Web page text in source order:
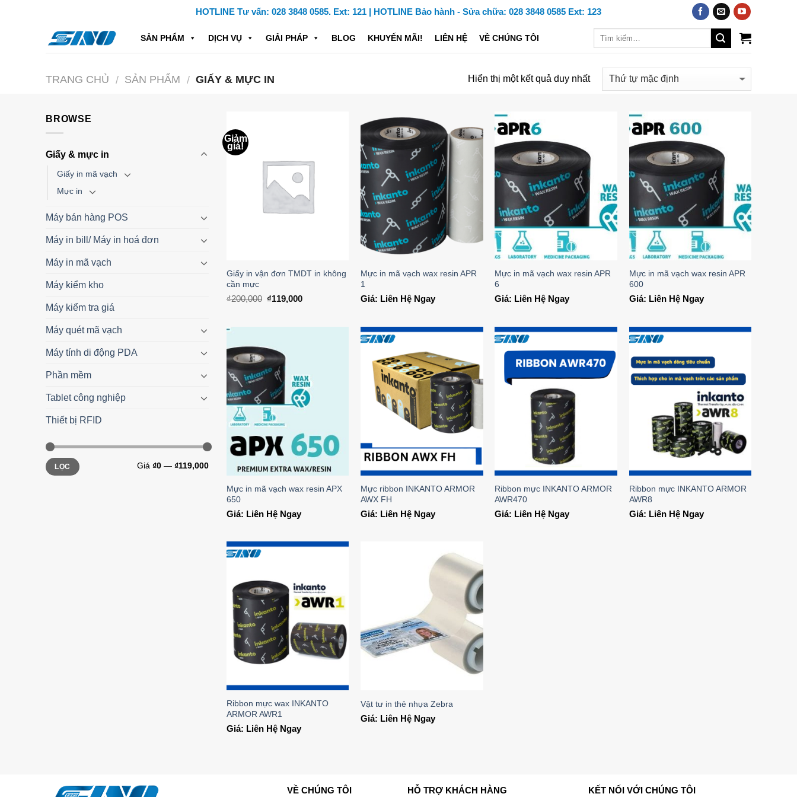
HOTLINE Tư vấn: 028 3848 0585. Ext: 121 | HOTLINE Bảo hành - Sửa chữa: 028 3848 0585 Ext: 123
SẢN PHẨM DỊCH VỤ GIẢI PHÁP BLOG KHUYẾN MÃI! LIÊN HỆ VỀ CHÚNG TÔI
TRANG CHỦ / SẢN PHẨM / GIẤY & MỰC IN Hiển thị một kết quả duy nhất
BROWSE
Giấy & mực in
Giấy in mã vạch
Mực in
Máy bán hàng POS
Máy in bill/ Máy in hoá đơn
Máy in mã vạch
Máy kiểm kho
Máy kiểm tra giá
Máy quét mã vạch
Máy tính di động PDA
Phần mềm
Tablet công nghiệp
Thiết bị RFID
LỌC Giá ₫0 — ₫119,000
Giảm
giá!
Giấy in vận đơn TMDT in không
cần mực
₫200,000 ₫119,000
Add to
Mực in mã vạch wax resin APR
1
Giá: Liên Hệ Ngay
Wishlist
Mực in mã vạch wax resin APR
6
Giá: Liên Hệ Ngay
Wishlist
Mực in mã vạch wax resin APR
600
Giá: Liên Hệ Ngay
Mực in mã vạch wax resin APX
650
Giá: Liên Hệ Ngay
Add to
Wishlist
Mực ribbon INKANTO ARMOR
AWX FH
Giá: Liên Hệ Ngay
Add to
Wishlist
Ribbon mực INKANTO ARMOR
AWR470
Giá: Liên Hệ Ngay
Ribbon mực INKANTO ARMOR
AWR8
Giá: Liên Hệ Ngay
Wishlist
Ribbon mực wax INKANTO
ARMOR AWR1
Giá: Liên Hệ Ngay
Add to
Wishlist
Vật tư in thẻ nhựa Zebra
Giá: Liên Hệ Ngay
VỀ CHÚNG TÔI HỖ TRỢ KHÁCH HÀNG KẾT NỐI VỚI CHÚNG TÔI